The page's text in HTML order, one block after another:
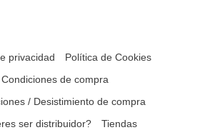
privacidad
Política de Cookies
Condiciones de compra
/ Desistimiento de compra
ser distribuidor?
Tiendas